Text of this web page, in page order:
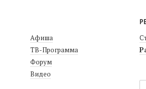
Афиша
ТВ-Программа
Форум
Видео